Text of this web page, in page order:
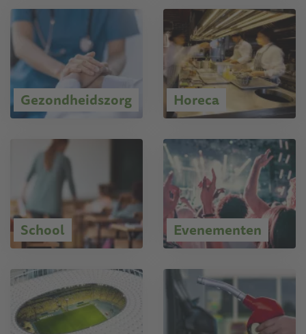
Gezondheidszorg Horeca
School Evenementen